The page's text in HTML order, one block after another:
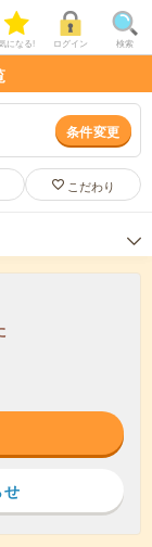
になる! ログイン 検索
条件変更
こだわり